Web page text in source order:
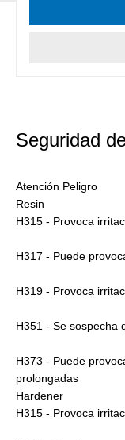
Seguridad
Atención Peligro
Resin
H315 - Provoca
H317 - Puede
H319 - Provoca
H351 - Se sospecha
H373 - Puede
prolongadas
Hardener
H315 - Provoca